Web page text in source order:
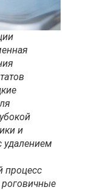
и
удалением
процесс